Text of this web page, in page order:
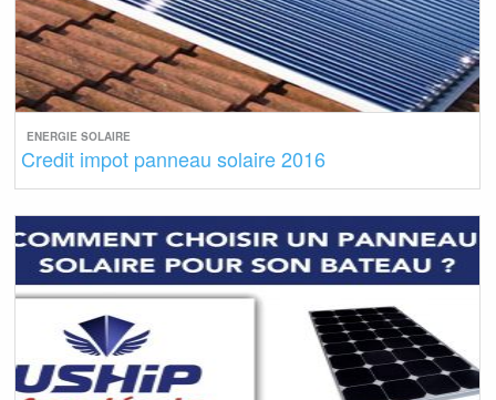
ENERGIE SOLAIRE
Credit impot panneau solaire 2016